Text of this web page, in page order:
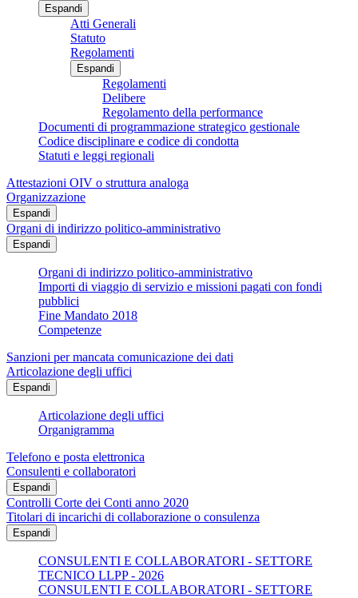
Espandi
Atti Generali
Statuto
Regolamenti
Espandi
Regolamenti
Delibere
Regolamento della performance
Documenti di programmazione strategico gestionale
Codice disciplinare e codice di condotta
Statuti e leggi regionali
Attestazioni OIV o struttura analoga
Organizzazione
Espandi
Organi di indirizzo politico-amministrativo
Espandi
Organi di indirizzo politico-amministrativo
Importi di viaggio di servizio e missioni pagati con fondi
pubblici
Fine Mandato 2018
Competenze
Sanzioni per mancata comunicazione dei dati
Articolazione degli uffici
Espandi
Articolazione degli uffici
Organigramma
Telefono e posta elettronica
Consulenti e collaboratori
Espandi
Controlli Corte dei Conti anno 2020
Titolari di incarichi di collaborazione o consulenza
Espandi
CONSULENTI E COLLABORATORI - SETTORE
TECNICO LLPP - 2026
CONSULENTI E COLLABORATORI - SETTORE